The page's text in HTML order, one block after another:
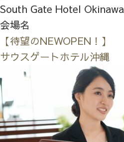
South Gate Hotel Okinawa
会場名
【待望のNEWOPEN！】
サウスゲートホテル沖縄